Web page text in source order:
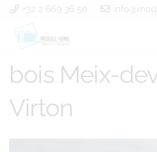
+32 2 669 36 50
bois Meix-
Virton